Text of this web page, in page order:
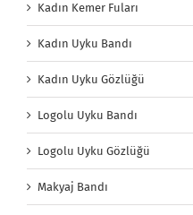
Kadın Kemer Fuları
Kadın Uyku Bandı
Kadın Uyku Gözlüğü
Logolu Uyku Bandı
Logolu Uyku Gözlüğü
Makyaj Bandı